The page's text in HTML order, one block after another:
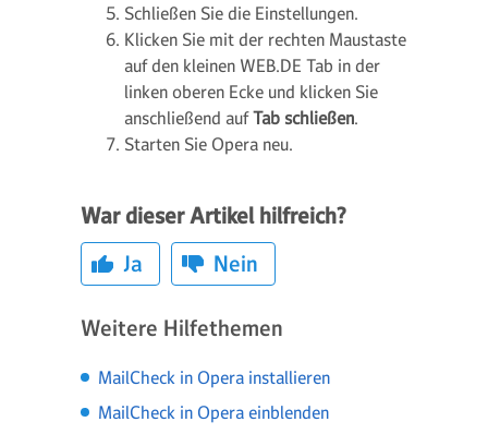
Schließen Sie die Einstellungen.
Klicken Sie mit der rechten Maustaste
auf den kleinen WEB.DE Tab in der
linken oberen Ecke und klicken Sie
anschließend aufTab schließen.
Starten Sie Opera neu.
War dieser Artikel hilfreich?
Ja
Nein
Weitere Hilfethemen
MailCheck in Opera installieren
MailCheck in Opera einblenden